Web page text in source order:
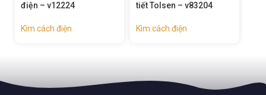
– v12224
cách điện
tiết Tolsen – v83204
Kìm cách điện